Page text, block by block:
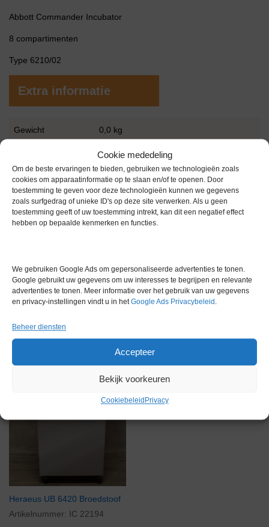
Cookie mededeling
Om de beste ervaringen te bieden, gebruiken we technologieën zoals
cookies om apparaatinformatie op te slaan en/of te openen. Door
toestemming te geven voor deze technologieën kunnen we gegevens
zoals surfgedrag of unieke ID's op deze site verwerken. Als u geen
toestemming geeft of uw toestemming intrekt, kan dit een negatief effect
hebben op bepaalde kenmerken en functies.
We gebruiken Google Ads om gepersonaliseerde advertenties te tonen.
Google gebruikt uw gegevens om uw interesses te begrijpen en relevante
advertenties te tonen. Meer informatie over het gebruik van uw gegevens
en privacy-instellingen vindt u in hetGoogle Ads Privacybeleid .
Beheer diensten
Accepteer
Bekijk voorkeuren
Cookiebeleid Privacy
Abbott Commander Incubator
8 compartimenten
Type 6210/02
Extra informatie
Gewicht 0,0 kg
1 maand
Conditie Gebruikt in goede conditie
Gerelateerde producten
Heraeus UB 6420 Broedstoof
Artikelnummer: IC 22194